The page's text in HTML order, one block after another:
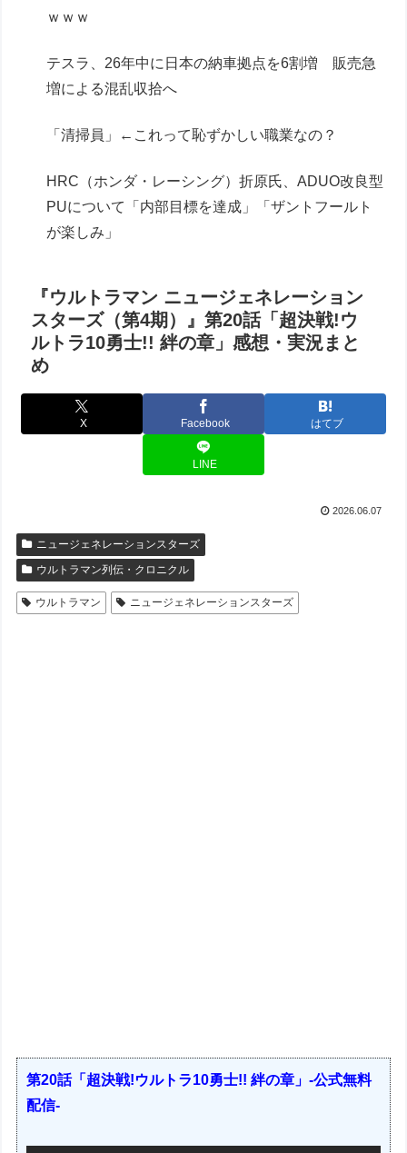
ｗｗｗ
テスラ、26年中に日本の納車拠点を6割増 販売急
増による混乱収拾へ
「清掃員」←これって恥ずかしい職業なの？
HRC（ホンダ・レーシング）折原氏、ADUO改良型
PUについて「内部目標を達成」「ザントフールト
が楽しみ」
『ウルトラマン ニュージェネレーション
スターズ（第4期）』第20話「超決戦!ウ
ルトラ10勇士!! 絆の章」感想・実況まと
め
X Facebook はてブ
LINE
2026.06.07
ニュージェネレーションスターズ
ウルトラマン列伝・クロニクル
ウルトラマン ニュージェネレーションスターズ
第20話「超決戦!ウルトラ10勇士!! 絆の章」-公式無料
配信-